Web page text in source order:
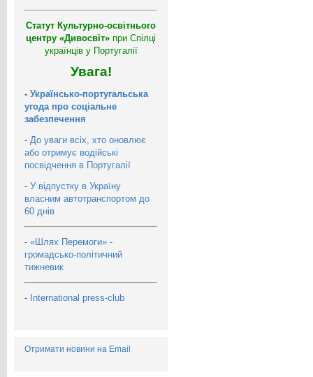
Статут Культурно-освітнього
центру «Дивосвіт» при Спілці
українців у Португалії
Увага!
- Українсько-португальська
угода про соціальне
забезпечення
- До уваги всіх, хто оновлює
або отримує водійські
посвідчення в Португалії
- У відпустку в Україну
власним автотранспортом до
60 днів
- «Шлях Перемоги» -
громадсько-політичний
тижневик
- International press-club
Отримати новини на Email